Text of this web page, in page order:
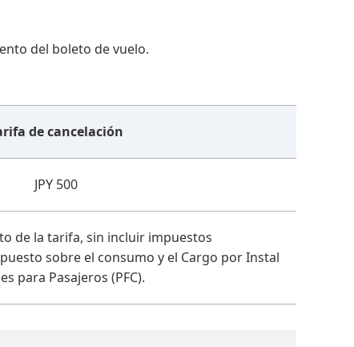
del boleto de vuelo.
de cancelación
JPY 500
de la tarifa, sin incluir impuestos
sobre el consumo y el Cargo por Instal
para Pasajeros (PFC).